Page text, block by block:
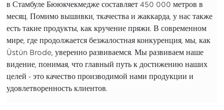
в Стамбуле Бююкчекмедже составляет 450 000 метров в
месяц. Помимо вышивки, ткачества и жаккарда, у нас также
есть такие продукты, как кручение пряжи. В современном
мире, где продолжается безжалостная конкуренция, мы, как
Üstün Brode, уверенно развиваемся. Мы развиваем наше
видение, понимая, что главный путь к достижению наших
целей - это качество производимой нами продукции и
удовлетворенность клиентов.